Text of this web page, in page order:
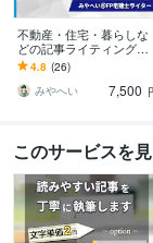
不動産・住宅・暮らしな
どの記事ライティングし
ます SEO対策◎まとめて
依頼もOK！高品質記事納
品します
4.8 (26)
みやへい
7,500
このサービスを